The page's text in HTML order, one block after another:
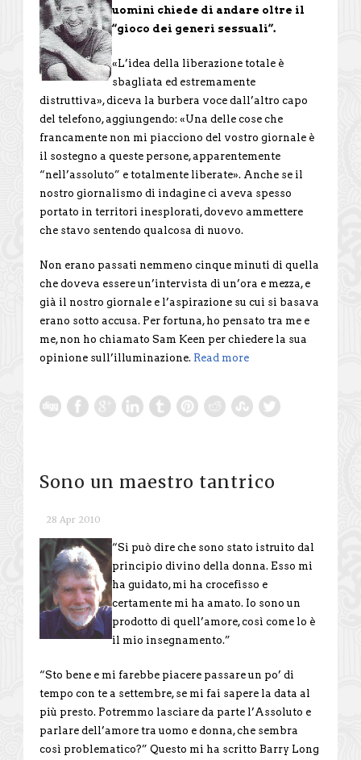
uomini chiede di andare oltre il
“gioco dei generi sessuali”.
«L’idea della liberazione totale è
sbagliata ed estremamente
distruttiva», diceva la burbera voce dall’altro capo
del telefono, aggiungendo: «Una delle cose che
francamente non mi piacciono del vostro giornale è
il sostegno a queste persone, apparentemente
“nell’assoluto” e totalmente liberate». Anche se il
nostro giornalismo di indagine ci aveva spesso
portato in territori inesplorati, dovevo ammettere
che stavo sentendo qualcosa di nuovo.
Non erano passati nemmeno cinque minuti di quella
che doveva essere un’intervista di un’ora e mezza, e
già il nostro giornale e l’aspirazione su cui si basava
erano sotto accusa. Per fortuna, ho pensato tra me e
me, non ho chiamato Sam Keen per chiedere la sua
opinione sull’illuminazione. Read more
Sono un maestro tantrico
28 Apr 2010
“Si può dire che sono stato istruito dal
principio divino della donna. Esso mi
ha guidato, mi ha crocefisso e
certamente mi ha amato. Io sono un
prodotto di quell’amore, così come lo è
il mio insegnamento.”
“Sto bene e mi farebbe piacere passare un po’ di
tempo con te a settembre, se mi fai sapere la data al
più presto. Potremmo lasciare da parte l’Assoluto e
parlare dell’amore tra uomo e donna, che sembra
così problematico?” Questo mi ha scritto Barry Long